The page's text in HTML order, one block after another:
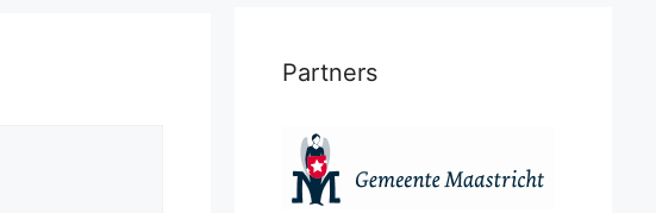
Partners